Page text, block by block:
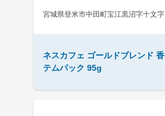
宮城県登米市中田町宝江黒沼字十文字
ネスカフェ ゴールドブレンド
テムパック 95g